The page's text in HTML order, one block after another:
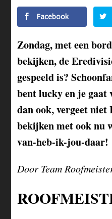
Facebook
Zondag, met een
bekijken, de
gespeeld is?
bent lucky en je gaat
dan ook, vergeet
bekijken met ook nu
van-heb-ik-jou-daar!
Door Team